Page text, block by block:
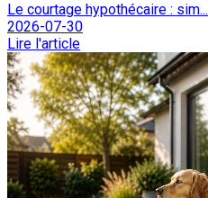
Le courtage hypothécaire : sim...
2026-07-30
Lire l'article